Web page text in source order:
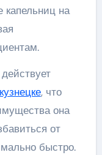
капельниц на
, что
она
от
быстро.